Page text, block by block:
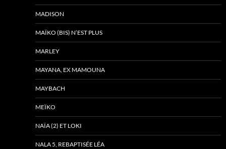
MADISON
MAÏKO (BIS) N’EST PLUS
MARLEY
MAYANA, EX MAMOUNA
MAYBACH
MEÏKO
NAÏA (2) ET LOKI
NALA 5, REBAPTISÉE LÉA